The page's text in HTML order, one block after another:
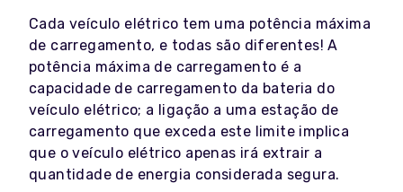
Cada veículo elétrico tem uma potência máxima
de carregamento, e todas são diferentes! A
potência máxima de carregamento é a
capacidade de carregamento da bateria do
veículo elétrico; a ligação a uma estação de
carregamento que exceda este limite implica
que o veículo elétrico apenas irá extrair a
quantidade de energia considerada segura.